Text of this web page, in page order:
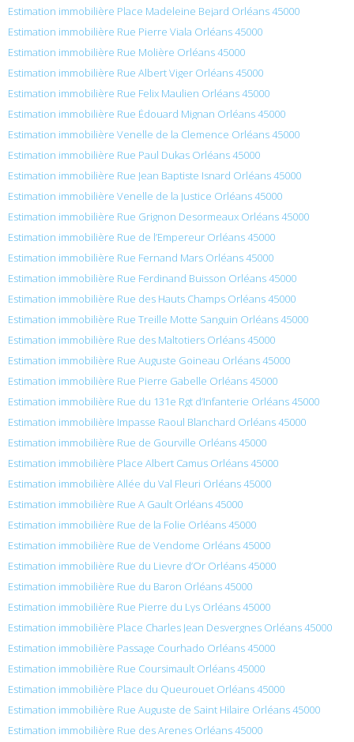
Estimation immobilière Place Madeleine Bejard Orléans 45000
Estimation immobilière Rue Pierre Viala Orléans 45000
Estimation immobilière Rue Molière Orléans 45000
Estimation immobilière Rue Albert Viger Orléans 45000
Estimation immobilière Rue Felix Maulien Orléans 45000
Estimation immobilière Rue Édouard Mignan Orléans 45000
Estimation immobilière Venelle de la Clemence Orléans 45000
Estimation immobilière Rue Paul Dukas Orléans 45000
Estimation immobilière Rue Jean Baptiste Isnard Orléans 45000
Estimation immobilière Venelle de la Justice Orléans 45000
Estimation immobilière Rue Grignon Desormeaux Orléans 45000
Estimation immobilière Rue de l’Empereur Orléans 45000
Estimation immobilière Rue Fernand Mars Orléans 45000
Estimation immobilière Rue Ferdinand Buisson Orléans 45000
Estimation immobilière Rue des Hauts Champs Orléans 45000
Estimation immobilière Rue Treille Motte Sanguin Orléans 45000
Estimation immobilière Rue des Maltotiers Orléans 45000
Estimation immobilière Rue Auguste Goineau Orléans 45000
Estimation immobilière Rue Pierre Gabelle Orléans 45000
Estimation immobilière Rue du 131e Rgt d’Infanterie Orléans 45000
Estimation immobilière Impasse Raoul Blanchard Orléans 45000
Estimation immobilière Rue de Gourville Orléans 45000
Estimation immobilière Place Albert Camus Orléans 45000
Estimation immobilière Allée du Val Fleuri Orléans 45000
Estimation immobilière Rue A Gault Orléans 45000
Estimation immobilière Rue de la Folie Orléans 45000
Estimation immobilière Rue de Vendome Orléans 45000
Estimation immobilière Rue du Lievre d’Or Orléans 45000
Estimation immobilière Rue du Baron Orléans 45000
Estimation immobilière Rue Pierre du Lys Orléans 45000
Estimation immobilière Place Charles Jean Desvergnes Orléans 45000
Estimation immobilière Passage Courhado Orléans 45000
Estimation immobilière Rue Coursimault Orléans 45000
Estimation immobilière Place du Queurouet Orléans 45000
Estimation immobilière Rue Auguste de Saint Hilaire Orléans 45000
Estimation immobilière Rue des Arenes Orléans 45000